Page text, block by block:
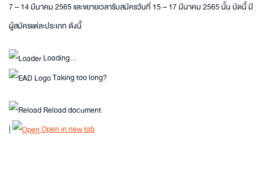
7 – 14 มีนาคม 2565 และขยายเวลารับสมัครวันที่ 15 – 17 มีนาคม 2565 นั้น บัดนี้ มี
ผู้สมัครแต่ละประเภท ดังนี้
Loading…
Taking too long?
Reload document
|
Open in new tab